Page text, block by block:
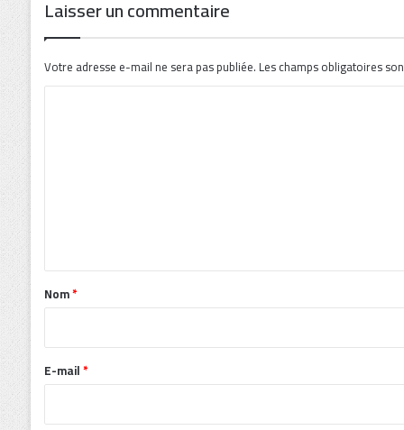
Laisser un commentaire
Votre adresse e-mail ne sera pas publiée. Les champs obligatoires
a
i
r
e
Nom*
E-mail*